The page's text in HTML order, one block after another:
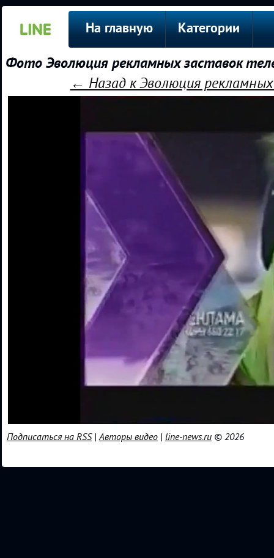
На главную Категории
Фото Эволюция рекламных заставок
← Назад к Эволюция
Подписаться на RSS|Авторы видео | line-news.ru © 2026